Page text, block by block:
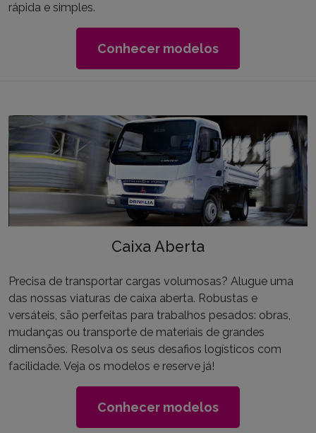
rápida e simples.
Conhecer modelos
Caixa Aberta
Precisa de transportar cargas volumosas? Alugue uma
das nossas viaturas de caixa aberta. Robustas e
versáteis, são perfeitas para trabalhos pesados: obras,
mudanças ou transporte de materiais de grandes
dimensões. Resolva os seus desafios logísticos com
facilidade. Veja os modelos e reserve já!
Conhecer modelos